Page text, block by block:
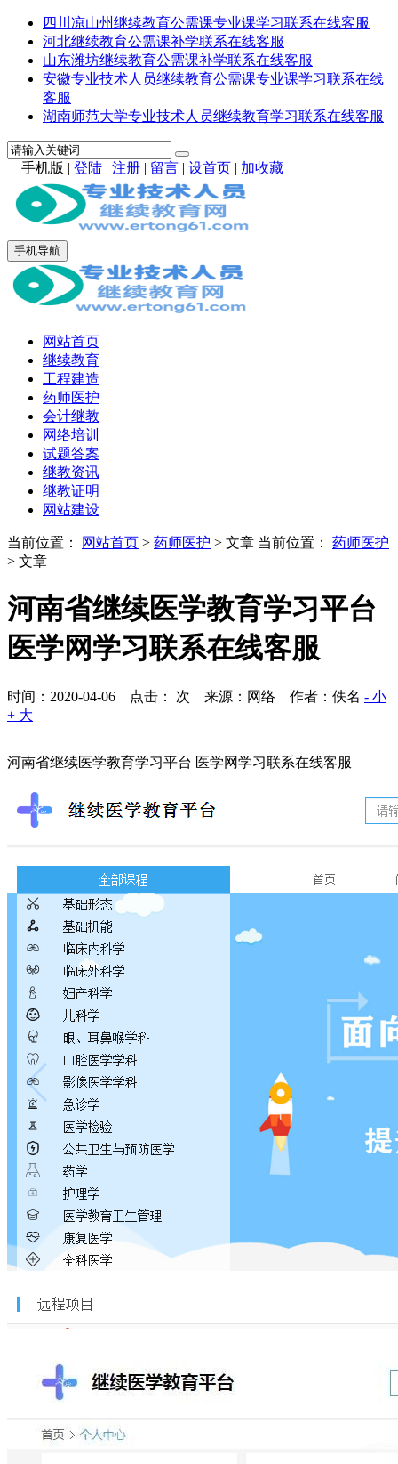
四川凉山州继续教育公需课专业课学习联系在线客服
河北继续教育公需课补学联系在线客服
山东潍坊继续教育公需课补学联系在线客服
安徽专业技术人员继续教育公需课专业课学习联系在线
客服
湖南师范大学专业技术人员继续教育学习联系在线客服
手机版 | 登陆 | 注册 | 留言 | 设首页 | 加收藏
手机导航
网站首页
继续教育
工程建造
药师医护
会计继教
网络培训
试题答案
继教资讯
继教证明
网站建设
当前位置： 网站首页 > 药师医护 > 文章 当前位置： 药师医护
> 文章
河南省继续医学教育学习平台
医学网学习联系在线客服
时间：2020-04-06 点击： 次 来源：网络 作者：佚名 - 小
+ 大
河南省继续医学教育学习平台 医学网学习联系在线客服